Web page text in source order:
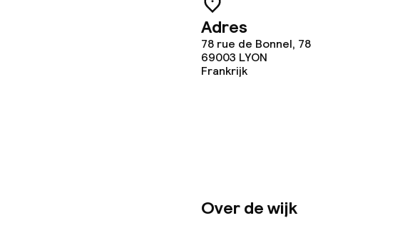
Beleid
Adres
78 rue de Bonnel, 78
69003 LYON
Frankrijk
Over de wijk